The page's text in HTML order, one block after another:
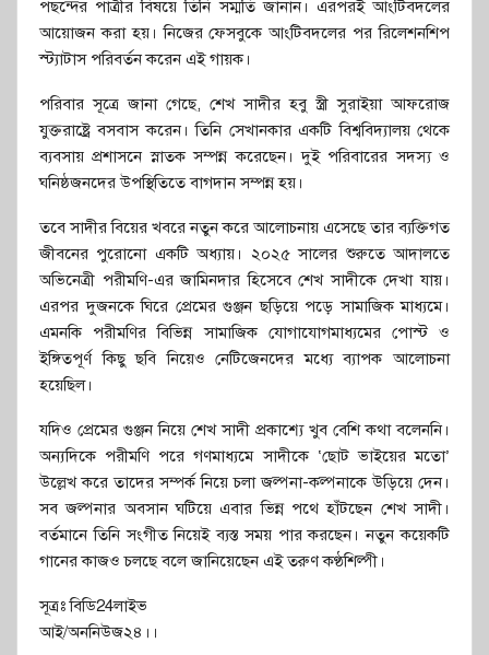
পছন্দের পাত্রীর বিষয়ে তিনি সম্মতি জানান। এরপরই আংটিবদলের
আয়োজন করা হয়। নিজের ফেসবুকে আংটিবদলের পর রিলেশনশিপ
স্ট্যাটাস পরিবর্তন করেন এই গায়ক।
পরিবার সূত্রে জানা গেছে, শেখ সাদীর হবু স্ত্রী সুরাইয়া আফরোজ
যুক্তরাষ্ট্রে বসবাস করেন। তিনি সেখানকার একটি বিশ্ববিদ্যালয় থেকে
ব্যবসায় প্রশাসনে স্নাতক সম্পন্ন করেছেন। দুই পরিবারের সদস্য ও
ঘনিষ্ঠজনদের উপস্থিতিতে বাগদান সম্পন্ন হয়।
তবে সাদীর বিয়ের খবরে নতুন করে আলোচনায় এসেছে তার ব্যক্তিগত
জীবনের পুরোনো একটি অধ্যায়। ২০২৫ সালের শুরুতে আদালতে
অভিনেত্রী পরীমণি-এর জামিনদার হিসেবে শেখ সাদীকে দেখা যায়।
এরপর দুজনকে ঘিরে প্রেমের গুঞ্জন ছড়িয়ে পড়ে সামাজিক মাধ্যমে।
এমনকি পরীমণির বিভিন্ন সামাজিক যোগাযোগমাধ্যমের পোস্ট ও
ইঙ্গিতপূর্ণ কিছু ছবি নিয়েও নেটিজেনদের মধ্যে ব্যাপক আলোচনা
হয়েছিল।
যদিও প্রেমের গুঞ্জন নিয়ে শেখ সাদী প্রকাশ্যে খুব বেশি কথা বলেননি।
অন্যদিকে পরীমণি পরে গণমাধ্যমে সাদীকে ‘ছোট ভাইয়ের মতো’
উল্লেখ করে তাদের সম্পর্ক নিয়ে চলা জল্পনা-কল্পনাকে উড়িয়ে দেন।
সব জল্পনার অবসান ঘটিয়ে এবার ভিন্ন পথে হাঁটছেন শেখ সাদী।
বর্তমানে তিনি সংগীত নিয়েই ব্যস্ত সময় পার করছেন। নতুন কয়েকটি
গানের কাজও চলছে বলে জানিয়েছেন এই তরুণ কণ্ঠশিল্পী।
সূত্রঃ বিডি24লাইভ
আই/অননিউজ২৪।।